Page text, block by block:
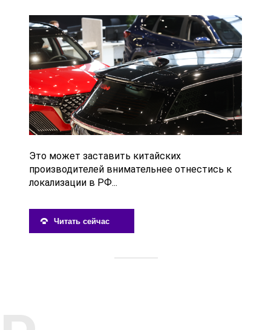
Это может заставить китайских
производителей внимательнее отнестись к
локализации в РФ...
Читать сейчас